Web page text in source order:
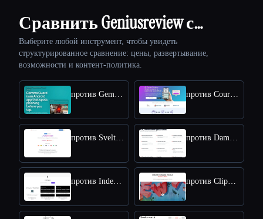
Сравнить Geniusreview с…
Выберите любой инструмент, чтобы увидеть
структурированное сравнение: цены, развертывание,
возможности и контент-политика.